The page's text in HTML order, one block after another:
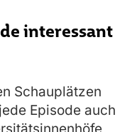
interessant
Schauplätzen
Episode auch